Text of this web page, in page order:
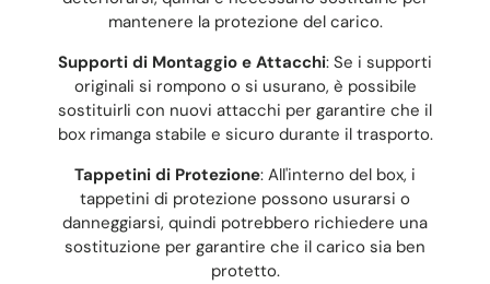
mantenere la protezione del carico.
Supporti di Montaggio e Attacchi: Se i supporti
originali si rompono o si usurano, è possibile
sostituirli con nuovi attacchi per garantire che il
box rimanga stabile e sicuro durante il trasporto.
Tappetini di Protezione: All'interno del box, i
tappetini di protezione possono usurarsi o
danneggiarsi, quindi potrebbero richiedere una
sostituzione per garantire che il carico sia ben
protetto.